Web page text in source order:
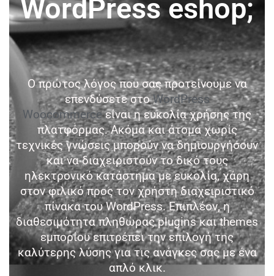
WordPress eshop;
Ο πρώτος λόγος που σας προτείνουμε να
επενδύσετε στοWordPress
Woocommerceείναι η ευκολία χρήσης της
πλατφόρμας. Ακόμα και άτομα χωρίς
τεχνικές γνώσεις μπορούν να δημιουργήσουν
και να διαχειριστούν το δικό τους
ηλεκτρονικό κατάστημα με ευκολία, χάρη
στον φιλικό προς τον χρήστη διαχειριστικό
πίνακα του WordPress. Επιπλέον, η
διαθεσιμότητα πληθώρας plugins και themes
εμπορίου επιτρέπει την επιλογή της
καλύτερης λύσης για τις ανάγκες σας με ένα
απλό κλικ.